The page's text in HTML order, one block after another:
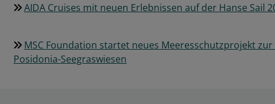
AIDA Cruises mit neuen Erlebnissen auf der Hanse Sail
MSC Foundation startet neues Meeresschutzprojekt
Posidonia-Seegraswiesen